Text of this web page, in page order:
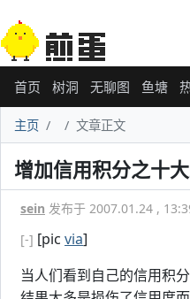
首页 树洞 无聊图 鱼塘
主页 文章正文
增加信用积分之十
sein 发布于 2007.01.24 ,
[-] [pic via]
当人们看到自己的信用积